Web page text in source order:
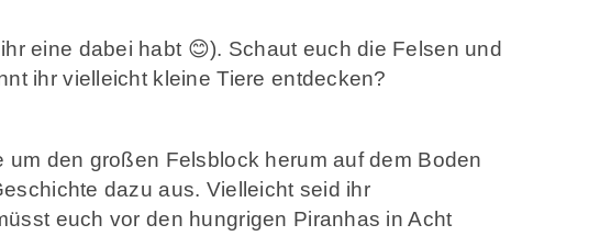
eine dabei habt 😊). Schaut euch die Felsen und
ihr vielleicht kleine Tiere entdecken?
den großen Felsblock herum auf dem Boden
dazu aus. Vielleicht seid ihr
euch vor den hungrigen Piranhas in Acht